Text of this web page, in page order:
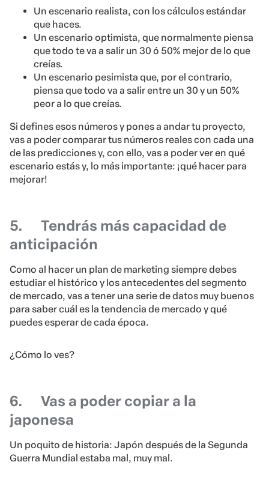
Un escenario realista, con los cálculos estándar
que haces.
Un escenario optimista, que normalmente piensa
que todo te va a salir un 30 ó 50% mejor de lo que
creías.
Un escenario pesimista que, por el contrario,
piensa que todo va a salir entre un 30 y un 50%
peor a lo que creías.
Si defines esos números y pones a andar tu proyecto,
vas a poder comparar tus números reales con cada una
de las predicciones y, con ello, vas a poder ver en qué
escenario estás y, lo más importante: ¡qué hacer para
mejorar!
5.
Tendrás más capacidad de
anticipación
Como al hacer un plan de marketing siempre debes
estudiar el histórico y los antecedentes del segmento
de mercado, vas a tener una serie de datos muy buenos
para saber cuál es la tendencia de mercado y qué
puedes esperar de cada época.
¿Cómo lo ves?
6.
Vas a poder copiar a la
japonesa
Un poquito de historia: Japón después de la Segunda
Guerra Mundial estaba mal, muy mal.